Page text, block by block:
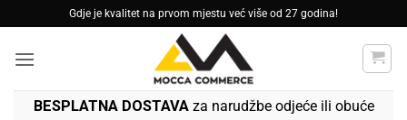
to
content
Gdje je kvalitet na prvom mjestu već više od 27 godina!
BESPLATNA DOSTAVAza narudžbe odjeće ili obuće